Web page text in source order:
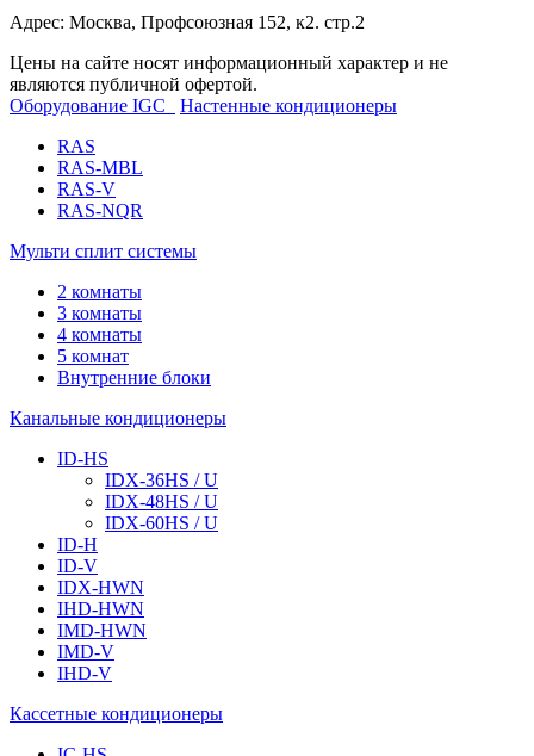
Адрес: Москва, Профсоюзная 152, к2. стр.2
Цены на сайте носят информационный характер и не
являются публичной офертой.
Оборудование IGC
Настенные кондиционеры
RAS
RAS-MBL
RAS-V
RAS-NQR
Мульти сплит системы
2 комнаты
3 комнаты
4 комнаты
5 комнат
Внутренние блоки
Канальные кондиционеры
ID-HS
IDХ-36HS / U
IDХ-48HS / U
IDХ-60HS / U
ID-H
ID-V
IDX-HWN
IHD-HWN
IMD-HWN
IMD-V
IHD-V
Кассетные кондиционеры